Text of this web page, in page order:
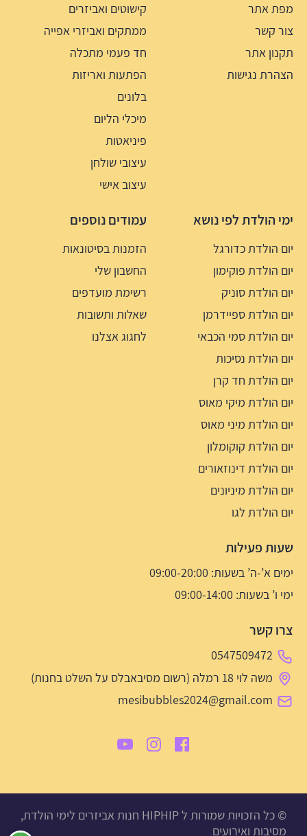
מפת אתר
צור קשר
תקנון אתר
הצהרת נגישות
קישוטים ואביזרים
ממתקים ואביזרי אפייה
חד פעמי מתכלה
הפתעות ואריזות
בלונים
מיכלי הליום
פיניאטות
עיצובי שולחן
עיצוב אישי
ימי הולדת לפי נושא
יום הולדת כדורגל
יום הולדת פוקימון
יום הולדת סוניק
יום הולדת ספיידרמן
יום הולדת סמי הכבאי
יום הולדת נסיכות
יום הולדת חד קרן
יום הולדת מיקי מאוס
יום הולדת מיני מאוס
יום הולדת קוקומלון
יום הולדת דינוזאורים
יום הולדת מיניונים
יום הולדת לגו
עמודים נוספים
הזמנות בסיטונאות
החשבון שלי
רשימת מועדפים
שאלות ותשובות
לחגוג אצלנו
שעות פעילות
ימים א’-ה’ בשעות: 09:00-20:00
ימי ו’ בשעות: 09:00-14:00
צרו קשר
0547509472
משה לוי 18 רמלה (רשום מסיבאבלס על השלט בחנות)
mesibubbles2024@gmail.com
© כל הזכויות שמורות ל HIPHIP חנות אביזרים לימי הולדת,
מסיבות ואירועים